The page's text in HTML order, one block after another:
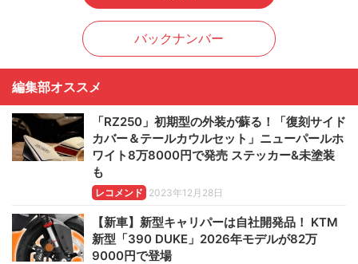
バックナンバー
編集部オススメ
「RZ250」初期型の外装が蘇る！「復刻サイド
カバー＆テールカウルセット」ニューパールホ
ワイト8万8000円で発売 ステッカー&未塗装
も
レコメンド 2023年12月28日
【新車】新型キャリパーは自社開発品！ KTM
新型「390 DUKE」2026年モデルが82万
9000円で登場